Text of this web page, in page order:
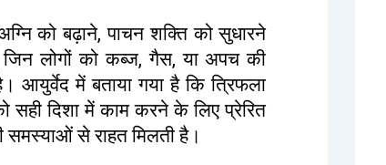
को बढ़ाने, पाचन शक्ति को सुधारने
लोगों को कब्ज, गैस, या अपच की
आयुर्वेद में बताया गया है कि त्रिफला
दिशा में काम करने के लिए प्रेरित
से राहत मिलती है।